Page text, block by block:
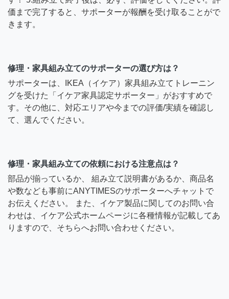
価まで完了すると、サポーターが報酬を受け取ることがで
きます。
修理・家具組み立てのサポーターの選び方は？
サポーターは、IKEA（イケア）家具組み立てトレーニン
グを受けた「イケア家具認定サポーター」がおすすめで
す。その他に、対応エリアや今までの評価/実績を確認し
て、選んでください。
修理・家具組み立ての依頼における注意点は？
部品が揃っているか、 組み立て説明書があるか、商品名
や数なども事前にANYTIMESのサポーターへチャットで
お伝えください。 また、イケア製品に関してのお問い合
わせは、イケア公式ホームページに各種情報が記載してあ
りますので、そちらへお問い合わせください。